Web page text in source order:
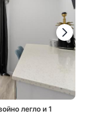
легло и 1